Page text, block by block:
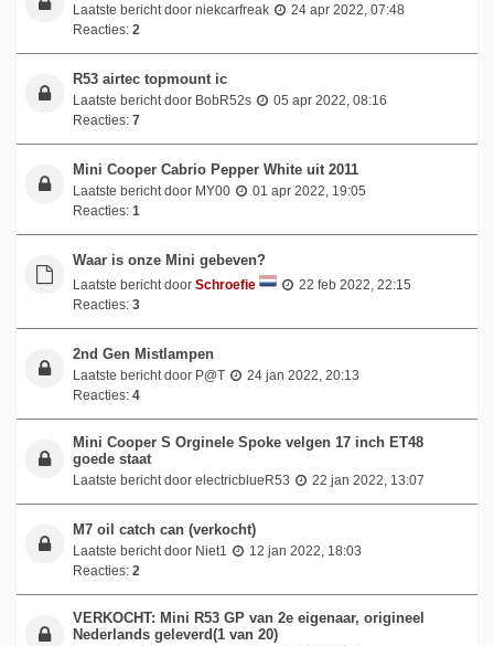
Laatste bericht door niekcarfreak
24 apr 2022, 07:48
Reacties: 2
R53 airtec topmount ic
Laatste bericht door BobR52s
05 apr 2022, 08:16
Reacties: 7
Mini Cooper Cabrio Pepper White uit 2011
Laatste bericht door MY00
01 apr 2022, 19:05
Reacties: 1
Waar is onze Mini gebeven?
Laatste bericht door Schroefie
22 feb 2022, 22:15
Reacties: 3
2nd Gen Mistlampen
Laatste bericht door P@T
24 jan 2022, 20:13
Reacties: 4
Mini Cooper S Orginele Spoke velgen 17 inch ET48
goede staat
Laatste bericht door electricblueR53 22 jan 2022, 13:07
M7 oil catch can (verkocht)
Laatste bericht door Niet1
12 jan 2022, 18:03
Reacties: 2
VERKOCHT: Mini R53 GP van 2e eigenaar, origineel
Nederlands geleverd(1 van 20)